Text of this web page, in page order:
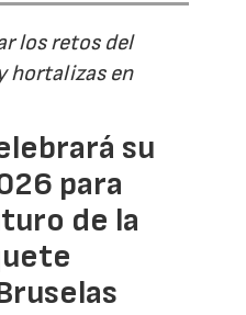
los retos del
hortalizas en
su
para
de la